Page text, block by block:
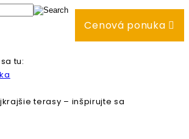
Cenová ponuka
tu:
terasy – inšpirujte sa